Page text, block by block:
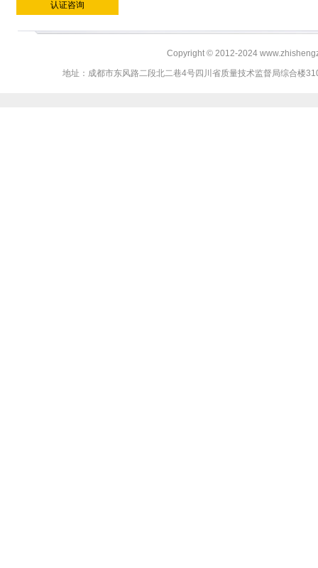
认证咨询
Copyright © 2012-2024
地址：成都市东风路二段北二巷4号四川省质量技术监督局综合楼